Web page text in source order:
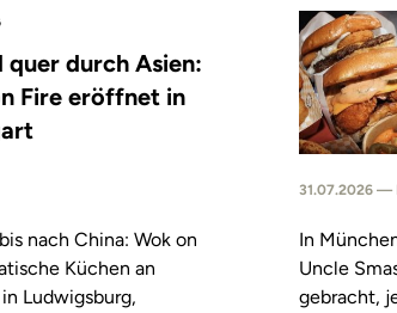
quer durch Asien:
Fire eröffnet in
nach China: Wok on
Küchen an
Ludwigsburg,
31.07.2026 —
In
Uncle
gebracht,